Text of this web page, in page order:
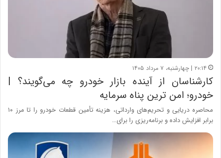
۲۰:۱۴ | چهارشنبه، ۷ مرداد ۱۴۰۵
کارشناسان از آینده بازار خودرو چه می‌گویند؟ |
خودرو؛ امن ترین پناه سرمایه
محاصره دریایی و تحریم‌های وارداتی، هزینه تأمین قطعات خودرو را تا مرز ۱۰
برابر افزایش داده و برنامه‌ریزی را برای…